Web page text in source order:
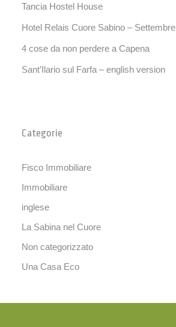
Tancia Hostel House
Hotel Relais Cuore Sabino – Settembre
4 cose da non perdere a Capena
Sant’Ilario sul Farfa – english version
Categorie
Fisco Immobiliare
Immobiliare
inglese
La Sabina nel Cuore
Non categorizzato
Una Casa Eco